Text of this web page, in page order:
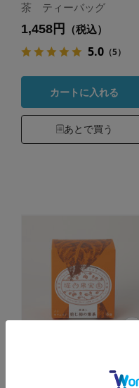
茶 ティーバッグ
1,458円 （税込）
5.0（5）
カートに入れる
あとで買う